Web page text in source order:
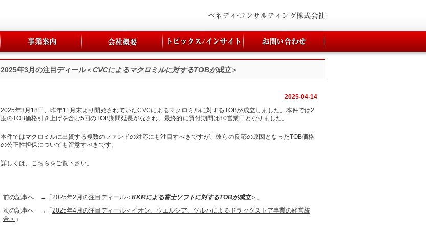
2025年3月の注目ディール＜CVCによるマクロミルに対するTOBが成立＞
2025-04-14
2025年3月18日、昨年11月末より開始されていたCVCによるマクロミルに対するTOBが成立しました。本件では2
度のTOB価格引き上げを含む5回のTOB期間延長がなされ、最終的に買付期間は80営業日となりました。
本件ではマクロミルに出資する複数のファンドの対応にも注目すべきですが、彼らの反応の原因となったTOB価格
の公正性担保についても留意すべきです。
詳しくは、 こちら をご覧下さい。
前の記事へ →「 2025年2月の注目ディール＜ KKRによる富士ソフトに対するTOBが成立＞ 」
次の記事へ →「 2025年4月の注目ディール＜イオン、ウエルシア、ツルハによるドラッグストア事業の経営統
合＞ 」